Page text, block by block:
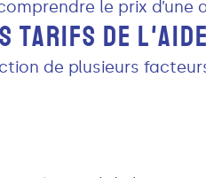
le prix
TARIFS DE
de plusieurs